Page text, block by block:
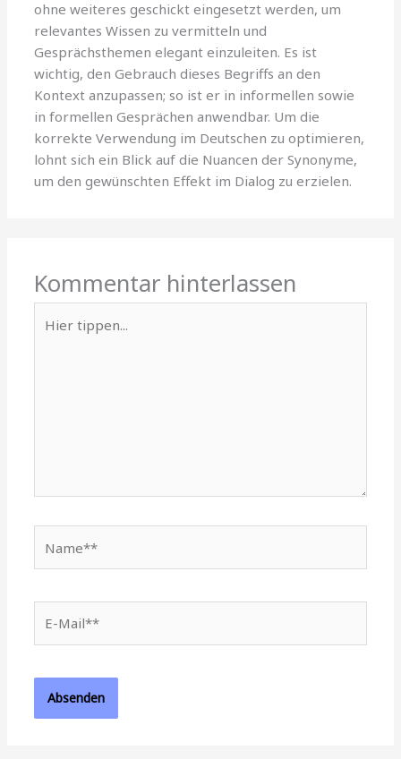
ohne weiteres geschickt eingesetzt werden, um
relevantes Wissen zu vermitteln und
Gesprächsthemen elegant einzuleiten. Es ist
wichtig, den Gebrauch dieses Begriffs an den
Kontext anzupassen; so ist er in informellen sowie
in formellen Gesprächen anwendbar. Um die
korrekte Verwendung im Deutschen zu optimieren,
lohnt sich ein Blick auf die Nuancen der Synonyme,
um den gewünschten Effekt im Dialog zu erzielen.
Kommentar hinterlassen
tippen...
Mail**